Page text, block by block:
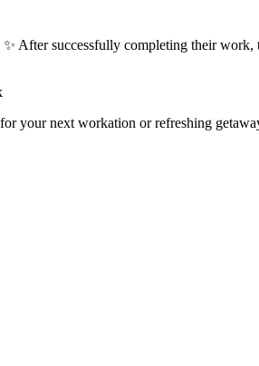
After successfully completing their
your next workation or refreshing